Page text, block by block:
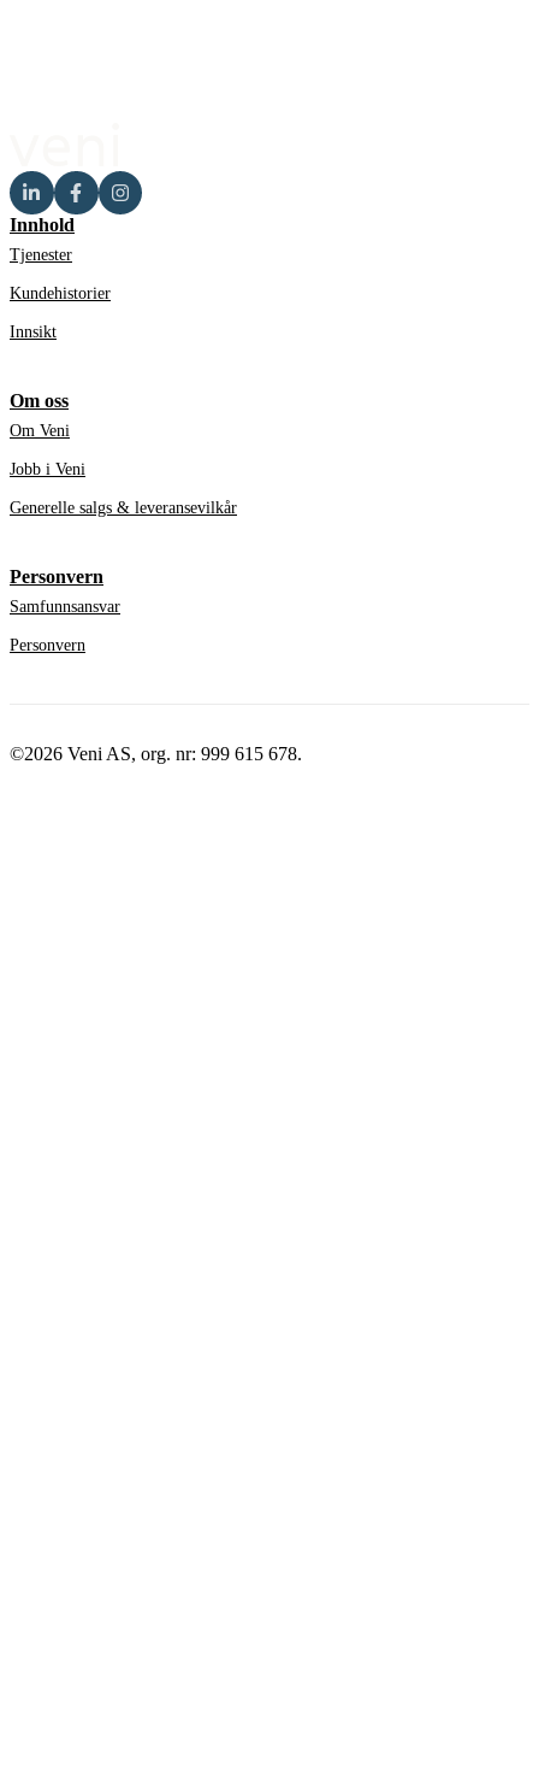
Innhold
Tjenester
Kundehistorier
Innsikt
Om oss
Om Veni
Jobb i Veni
Generelle salgs & leveransevilkår
Personvern
Samfunnsansvar
Personvern
©2026 Veni AS, org. nr: 999 615 678.